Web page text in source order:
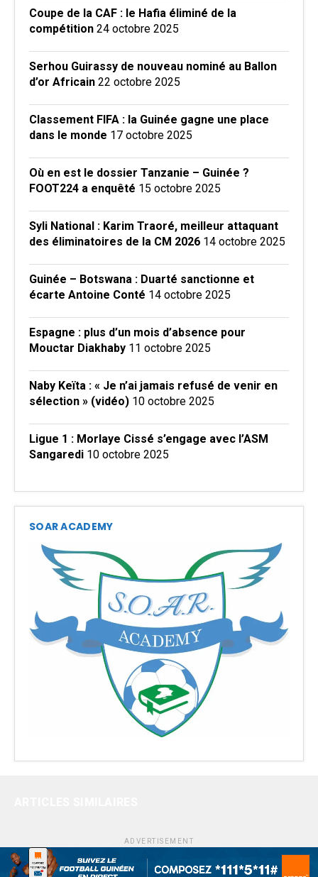
Coupe de la CAF : le Hafia éliminé de la
compétition 24 octobre 2025
Serhou Guirassy de nouveau nominé au Ballon
d’or Africain 22 octobre 2025
Classement FIFA : la Guinée gagne une place
dans le monde 17 octobre 2025
Où en est le dossier Tanzanie – Guinée ?
FOOT224 a enquêté 15 octobre 2025
Syli National : Karim Traoré, meilleur attaquant
des éliminatoires de la CM 2026 14 octobre 2025
Guinée – Botswana : Duarté sanctionne et
écarte Antoine Conté 14 octobre 2025
Espagne : plus d’un mois d’absence pour
Mouctar Diakhaby 11 octobre 2025
Naby Keïta : « Je n’ai jamais refusé de venir en
sélection » (vidéo) 10 octobre 2025
Ligue 1 : Morlaye Cissé s’engage avec l’ASM
Sangaredi 10 octobre 2025
SOAR ACADEMY
ADVERTISEMENT